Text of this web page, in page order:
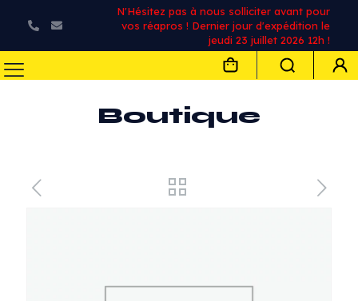
N'Hésitez pas à nous solliciter avant pour
vos réapros ! Dernier jour d'expédition le
jeudi 23 juillet 2026 12h !
Boutique